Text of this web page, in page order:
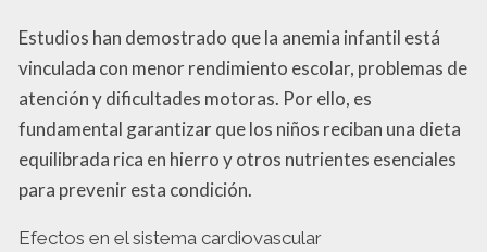
Estudios han demostrado que la anemia infantil está
vinculada con menor rendimiento escolar, problemas de
atención y dificultades motoras. Por ello, es
fundamental garantizar que los niños reciban una dieta
equilibrada rica en hierro y otros nutrientes esenciales
para prevenir esta condición.
Efectos en el sistema cardiovascular